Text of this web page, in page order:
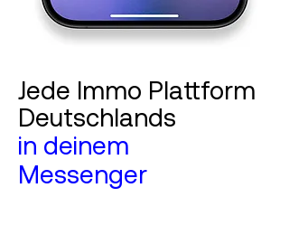
Jede Immo Plattform
Deutschlands
in deinem
Messenger